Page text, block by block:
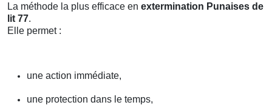
La méthode la plus efficace en extermination Punaises de
lit 77.
Elle permet :
une action immédiate,
une protection dans le temps,